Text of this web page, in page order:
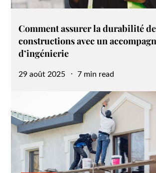
Comment assurer la durabilité
constructions avec un
d’ingénierie
Posted
29 août 2025 7 min read